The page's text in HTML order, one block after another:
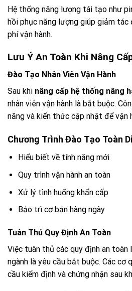
Hệ thống năng lượng tái tạo như
hồi phục năng lượng giúp giảm
phí vận hành.
Lưu Ý An Toàn Khi Nâng
Đào Tạo Nhân Viên Vận Hành
Sau khi nâng cấp hệ thống nâng
nhân viên vận hành là bắt buộc.
năng và kiến thức cập nhật để vận
Chương Trình Đào Tạo Toàn
Hiểu biết về tính năng mới
Quy trình vận hành an toàn
Xử lý tình huống khẩn cấp
Bảo trì cơ bản hàng ngày
Tuân Thủ Quy Định An Toàn
Việc tuân thủ các quy định an toàn
ngành là yêu cầu bắt buộc. Các cơ
cầu kiểm định và chứng nhận sau